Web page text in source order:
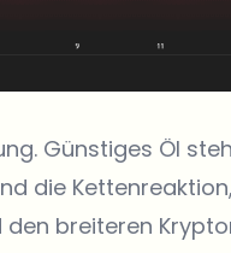
Günstiges Öl
die
den breiteren